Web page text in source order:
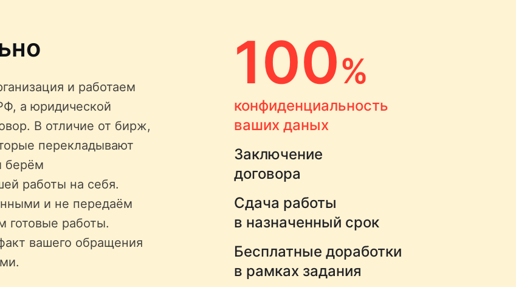
и работаем
а юридической
В отличие от бирж,
перекладывают
берём
работы на себя.
и не передаём
готовые работы.
вашего обращения
100%
конфиденциальность
ваших даных
Заключение
договора
Сдача работы
в назначенный срок
Бесплатные доработки
в рамках задания